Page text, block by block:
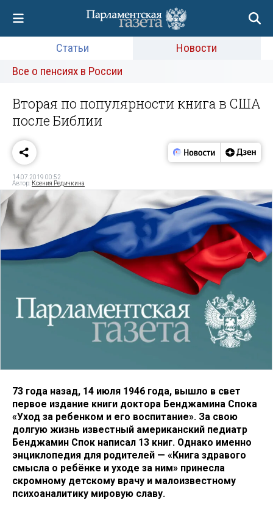
Статьи
Новости
Все о пенсиях в России
Вторая по популярности книга в США
после Библии
14.07.2019 00:52
Автор: Ксения Редичкина
73 года назад, 14 июля 1946 года, вышло в свет
первое издание книги доктора Бенджамина Спока
«Уход за ребенком и его воспитание». За свою
долгую жизнь известный американский педиатр
Бенджамин Спок написал 13 книг. Однако именно
энциклопедия для родителей — «Книга здравого
смысла о ребёнке и уходе за ним» принесла
скромному детскому врачу и малоизвестному
психоаналитику мировую славу.